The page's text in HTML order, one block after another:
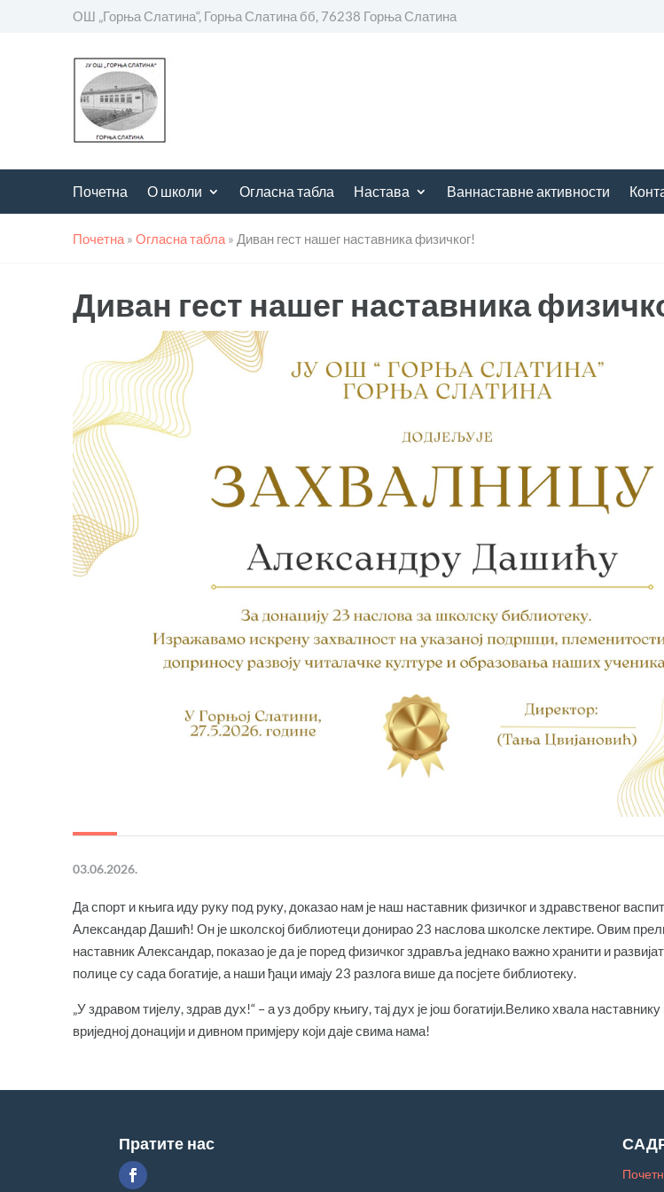
ОШ „Горња Слатина“, Горња Слатина бб, 76238 Горња Слатина
Почетна О школи Огласна табла Настава Ваннаставне активности
Почетна » Огласна табла » Диван гест нашег наставника физичког!
Диван гест нашег наставника
03.06.2026.
Да спорт и књига иду руку под руку, доказао нам је наш наставник физичког и здравственог
Александар Дашић! Он је школској библиотеци донирао 23 наслова школске лектире. Овим
наставник Александар, показао је да је поред физичког здравља једнако важно хранити и
полице су сада богатије, а наши ђаци имају 23 разлога више да посјете библиотеку.
„У здравом тијелу, здрав дух!“ – а уз добру књигу, тај дух је још богатији.Велико хвала наставнику
вриједној донацији и дивном примјеру који даје свима нама!
Пратите нас